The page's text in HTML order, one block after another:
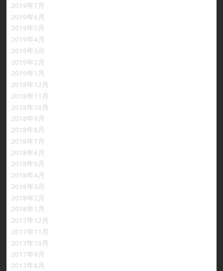
2019年7月
2019年6月
2019年5月
2019年4月
2019年3月
2019年2月
2019年1月
2018年12月
2018年11月
2018年10月
2018年9月
2018年8月
2018年7月
2018年6月
2018年5月
2018年4月
2018年3月
2018年2月
2018年1月
2017年12月
2017年11月
2017年10月
2017年9月
2017年8月